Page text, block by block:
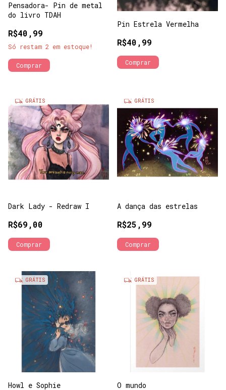
Pensadora- Pin de metal
do livro TDAH
R$40,99
Só restam 2 em estoque!
Pin Estrela Vermelha
R$40,99
GRÁTIS
Dark Lady - Redraw I
R$69,00
Comprar
GRÁTIS
A dança das estrelas
R$25,99
Comprar
GRÁTIS
Howl e Sophie
GRÁTIS
O mundo